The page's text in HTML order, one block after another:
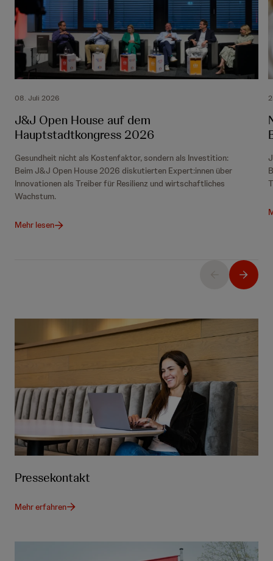
08. Juli 2026
J&J Open House auf dem
Hauptstadtkongress 2026
Gesundheit nicht als Kostenfaktor, sondern als Investition:
Beim J&J Open House 2026 diskutierten Expert:innen über
Innovationen als Treiber für Resilienz und wirtschaftliches
Wachstum.
Mehr lesen
Pressekontakt
Mehr erfahren